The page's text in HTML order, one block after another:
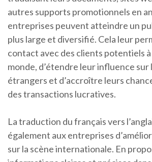
autres supports promotionnels en
entreprises peuvent atteindre un
plus large et diversifié. Cela leur
contact avec des clients potentiels
monde, d’étendre leur influence sur
étrangers et d’accroître leurs
des transactions lucratives.
La traduction du français vers
également aux entreprises
sur la scène internationale. En